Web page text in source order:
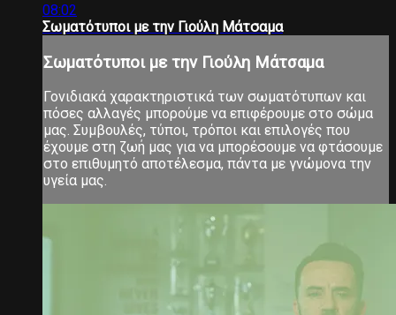
08:02
Σωματότυποι με την Γιούλη Μάτσαμα
Σωματότυποι με την Γιούλη Μάτσαμα
Γονιδιακά χαρακτηριστικά των σωματότυπων και
πόσες αλλαγές μπορούμε να επιφέρουμε στο σώμα
μας. Συμβουλές, τύποι, τρόποι και επιλογές που
έχουμε στη ζωή μας για να μπορέσουμε να φτάσουμε
στο επιθυμητό αποτέλεσμα, πάντα με γνώμονα την
υγεία μας.